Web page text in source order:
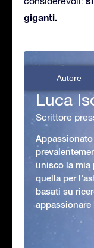
giganti.
Autore
Luca
Scrittore
unisco la mia
quella per
basati su
appassionare